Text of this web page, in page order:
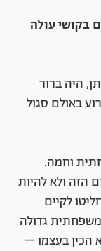
בקושי עולה
היה ברור
באולם סגול
וחמה.
הזה ולא להיות
לקיים
גדולה
הכין בעצמו –